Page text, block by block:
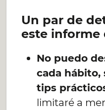
Un par de
este informe
No puedo
cada hábito,
tips
limitaré a